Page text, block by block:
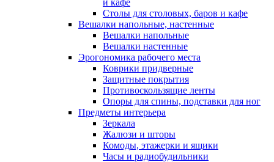
и кафе
Столы для столовых, баров и кафе
Вешалки напольные, настенные
Вешалки напольные
Вешалки настенные
Эрогономика рабочего места
Коврики придверные
Защитные покрытия
Противоскользящие ленты
Опоры для спины, подставки для ног
Предметы интерьера
Зеркала
Жалюзи и шторы
Комоды, этажерки и ящики
Часы и радиобудильники